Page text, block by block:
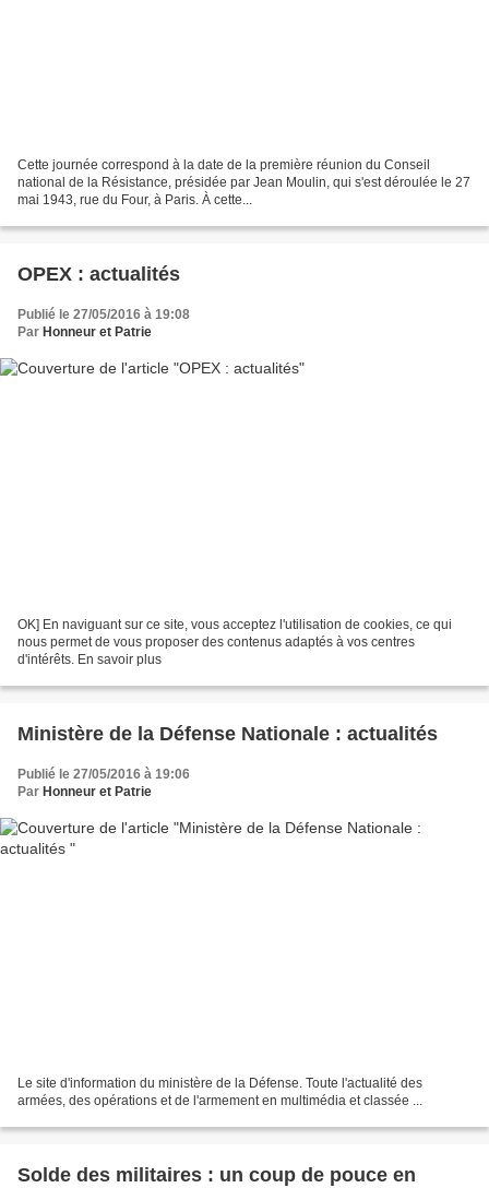
Cette journée correspond à la date de la première réunion du Conseil
national de la Résistance, présidée par Jean Moulin, qui s'est déroulée le 27
mai 1943, rue du Four, à Paris. À cette...
OPEX : actualités
Publié le 27/05/2016 à 19:08
Par Honneur et Patrie
OK] En naviguant sur ce site, vous acceptez l'utilisation de cookies, ce qui
nous permet de vous proposer des contenus adaptés à vos centres
d'intérêts. En savoir plus
Ministère de la Défense Nationale : actualités
Publié le 27/05/2016 à 19:06
Par Honneur et Patrie
Le site d'information du ministère de la Défense. Toute l'actualité des
armées, des opérations et de l'armement en multimédia et classée ...
Solde des militaires : un coup de pouce en